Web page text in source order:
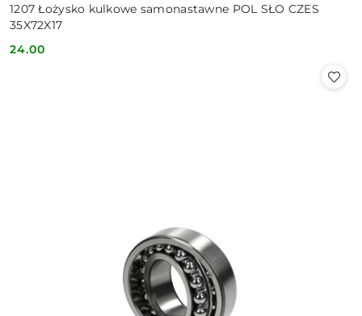
1207 Łożysko kulkowe samonastawne POL SŁO CZES
35X72X17
Cena:
24.00